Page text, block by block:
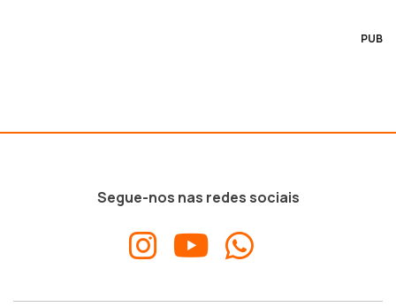
PUB
Segue-nos nas redes sociais